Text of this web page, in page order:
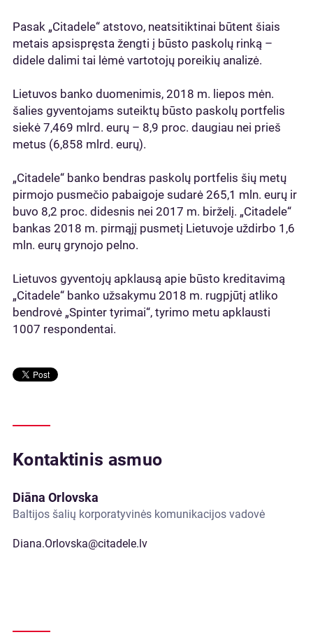
Pasak „Citadele“ atstovo, neatsitiktinai būtent šiais
metais apsispręsta žengti į būsto paskolų rinką –
didele dalimi tai lėmė vartotojų poreikių analizė.
Lietuvos banko duomenimis, 2018 m. liepos mėn.
šalies gyventojams suteiktų būsto paskolų portfelis
siekė 7,469 mlrd. eurų – 8,9 proc. daugiau nei prieš
metus (6,858 mlrd. eurų).
„Citadele“ banko bendras paskolų portfelis šių metų
pirmojo pusmečio pabaigoje sudarė 265,1 mln. eurų ir
buvo 8,2 proc. didesnis nei 2017 m. birželį. „Citadele“
bankas 2018 m. pirmąjį pusmetį Lietuvoje uždirbo 1,6
mln. eurų grynojo pelno.
Lietuvos gyventojų apklausą apie būsto kreditavimą
„Citadele“ banko užsakymu 2018 m. rugpjūtį atliko
bendrovė „Spinter tyrimai“, tyrimo metu apklausti
1007 respondentai.
Kontaktinis asmuo
Diāna Orlovska
Baltijos šalių korporatyvinės komunikacijos vadovė
Diana.Orlovska@citadele.lv